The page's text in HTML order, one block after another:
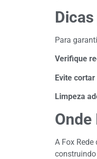
Para
Verifique
Evite
Limpeza
A Fox